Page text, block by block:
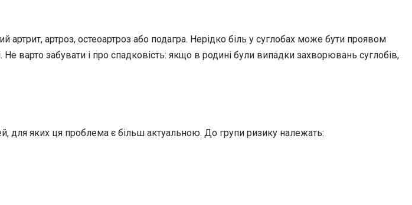
артроз, остеоартроз або подагра. Нерідко біль у суглобах може бути проявом
варто забувати і про спадковість: якщо в родині були випадки захворювань суглобів,
для яких ця проблема є більш актуальною. До групи ризику належать: